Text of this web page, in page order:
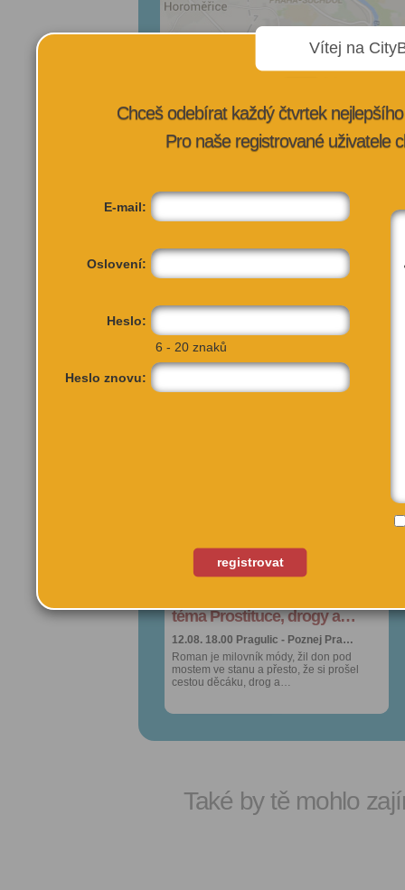
téma Prostituce, drogy a…
12.08. 18.00 Pragulic - Poznej Pra…
Roman je milovník módy, žil don pod
mostem ve stanu a přesto, že si prošel
cestou děcáku, drog a…
kalendáře
přihlášené
téma Prostituce, drogy a…
12.08. 18.00 Pragulic - Poznej Pra…
Roman je milovník módy, žil don pod
mostem ve stanu a přesto, že si prošel
cestou děcáku, drog a…
kalendáře
přihlášené
Také by tě mohlo
Vítej na
Chceš odebírat každý čtvrtek
Pro naše registrované uživatele
E-mail:
Oslovení:
Heslo:
6 - 20 znaků
Heslo znovu:
registrovat